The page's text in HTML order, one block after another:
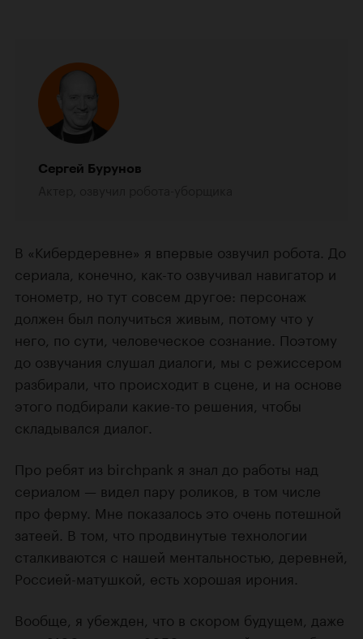
Сергей Бурунов
В «Кибердеревне» я впервые озвучил робота. До
сериала, конечно, как-то озвучивал навигатор и
тонометр, но тут совсем другое: персонаж
должен был получиться живым, потому что у
него, по сути, человеческое сознание. Поэтому
до озвучания слушал диалоги, мы с режиссером
разбирали, что происходит в сцене, и на основе
этого подбирали какие-то решения, чтобы
складывался диалог.
Про ребят из birchpank я знал до работы над
сериалом — видел пару роликов, в том числе
про ферму. Мне показалось это очень потешной
затеей. В том, что продвинутые технологии
сталкиваются с нашей ментальностью, деревней,
Россией-матушкой, есть хорошая ирония.
Вообще, я убежден, что в скором будущем, даже